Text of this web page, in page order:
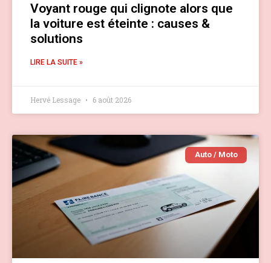
Voyant rouge qui clignote alors que
la voiture est éteinte : causes &
solutions
LIRE LA SUITE »
Hervé Lessage 6 août 2026
Auto / Moto